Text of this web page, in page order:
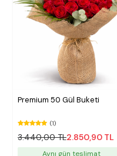
Premium 50 Gül Buketi
(1)
3.440,00 TL2.850,90 TL
Aynı gün teslimat